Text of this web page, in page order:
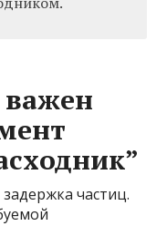
частиц.